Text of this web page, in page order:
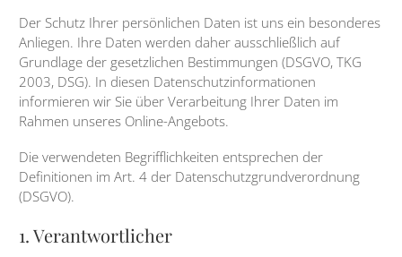
Der Schutz Ihrer persönlichen Daten ist uns ein besonderes
Anliegen. Ihre Daten werden daher ausschließlich auf
Grundlage der gesetzlichen Bestimmungen (DSGVO, TKG
2003, DSG). In diesen Datenschutzinformationen
informieren wir Sie über Verarbeitung Ihrer Daten im
Rahmen unseres Online-Angebots.
Die verwendeten Begrifflichkeiten entsprechen der
Definitionen im Art. 4 der Datenschutzgrundverordnung
(DSGVO).
1. Verantwortlicher